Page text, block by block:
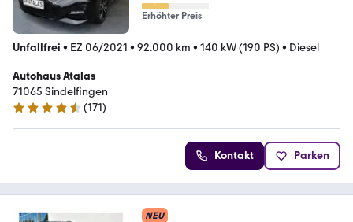
Erhöhter Preis
Unfallfrei • EZ 06/2021 • 92.000 km • 140 kW (190 PS) • Diesel
Autohaus Atalas
71065 Sindelfingen
4.6 Sterne
(171)
Kontakt Parken
NEU